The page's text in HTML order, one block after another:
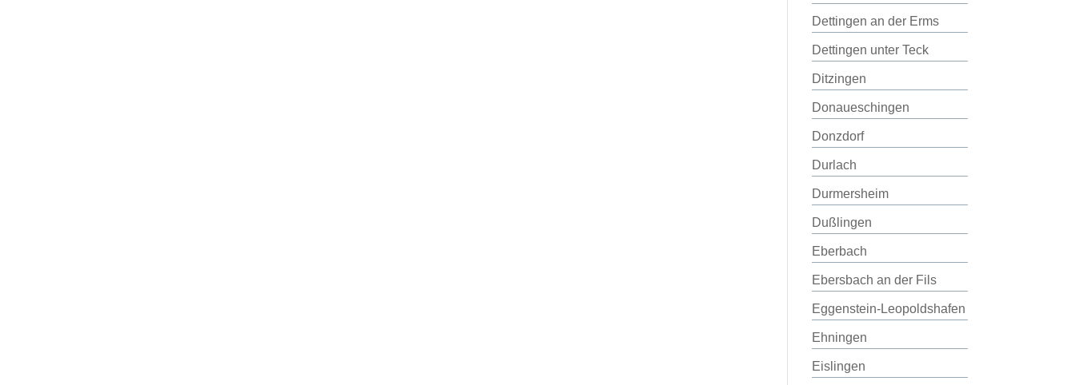
Dettingen an der Erms
Dettingen unter Teck
Ditzingen
Donaueschingen
Donzdorf
Durlach
Durmersheim
Dußlingen
Eberbach
Ebersbach an der Fils
Eggenstein-Leopoldshafen
Ehningen
Eislingen